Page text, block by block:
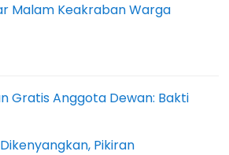
Malam Keakraban Warga
Gratis Anggota Dewan: Bakti
Pikiran